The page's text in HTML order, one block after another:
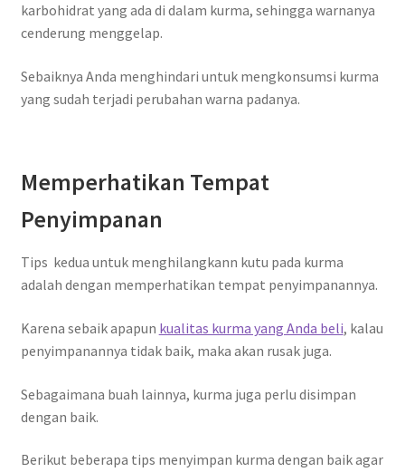
karbohidrat yang ada di dalam kurma, sehingga warnanya
cenderung menggelap.
Sebaiknya Anda menghindari untuk mengkonsumsi kurma
yang sudah terjadi perubahan warna padanya.
Memperhatikan Tempat
Penyimpanan
Tips kedua untuk menghilangkann kutu pada kurma
adalah dengan memperhatikan tempat penyimpanannya.
Karena sebaik apapun kualitas kurma yang Anda beli, kalau
penyimpanannya tidak baik, maka akan rusak juga.
Sebagaimana buah lainnya, kurma juga perlu disimpan
dengan baik.
Berikut beberapa tips menyimpan kurma dengan baik agar